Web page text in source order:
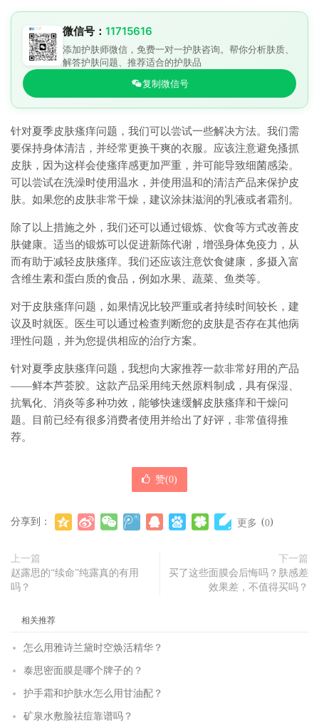
微信号： 11715616
添加护肤师微信，免费一对一护肤咨询。帮你分析肤质、
解答护肤问题、推荐适合的护肤品
复制微信号
针对夏季皮肤瘙痒问题，我们可以尝试一些解决方法。我们需
要保持身体清洁，并经常更换干爽的衣服。应该注意避免搔抓
皮肤，因为这样会使瘙痒感更加严重，并可能导致细菌感染。
可以尝试在洗澡时使用温水，并使用温和的清洁产品来保护皮
肤。如果您的皮肤非常干燥，建议涂抹滋润的乳液或者霜剂。
除了以上措施之外，我们还可以通过锻炼、饮食等方式改善皮
肤健康。适当的锻炼可以促进新陈代谢，增强身体免疫力，从
而有助于减轻皮肤瘙痒。我们还应该注意饮食健康，多摄入富
含维生素和蛋白质的食品，例如水果、蔬菜、鱼类等。
对于皮肤瘙痒问题，如果情况比较严重或者持续时间较长，建
议及时就医。医生可以通过检查判断您的皮肤是否存在其他病
理性问题，并为您提供相应的治疗方案。
针对夏季皮肤瘙痒问题，我想向大家推荐一款非常好用的产品
——鲜本芦荟胶。这款产品采用纯天然原料制成，具有保湿、
抗氧化、消炎等多种功效，能够快速缓解皮肤瘙痒和干燥问
题。目前已经有很多消费者使用并给出了好评，非常值得推
荐。
赞(0)
分享到： 更多 (0)
上一篇
赵露思的“续命”纯露真的有用
吗？
下一篇
买了这些面膜会后悔吗？肤感差
效果差，不值得买吗？
相关推荐
怎么用雅诗兰黛时空焕活精华？
泰思密面膜是哪个牌子的？
护手霜和护肤水怎么用甘油配？
矿泉水敷脸祛痘靠谱吗？